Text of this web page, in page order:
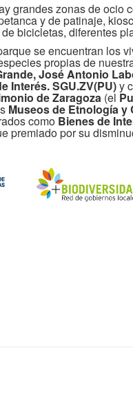
grandes zonas de ocio
y de patinaje,
bicicletas, diferentes
se encuentran los
propias de
José Antonio
Interés. SGU.ZV(PU)y
de Zaragoza (el
Museos de Etnología y
como Bienes de
premiado por su